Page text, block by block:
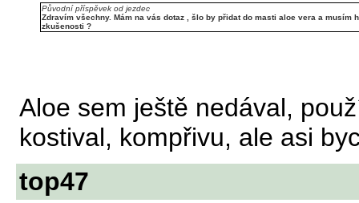
Původní příspěvek od jezdec
Zdravím všechny. Mám na vás dotaz , šlo by přidat do masti aloe vera a
zkušenosti ?
Aloe sem ještě nedával,
kostival, kompřivu, ale asi
top47